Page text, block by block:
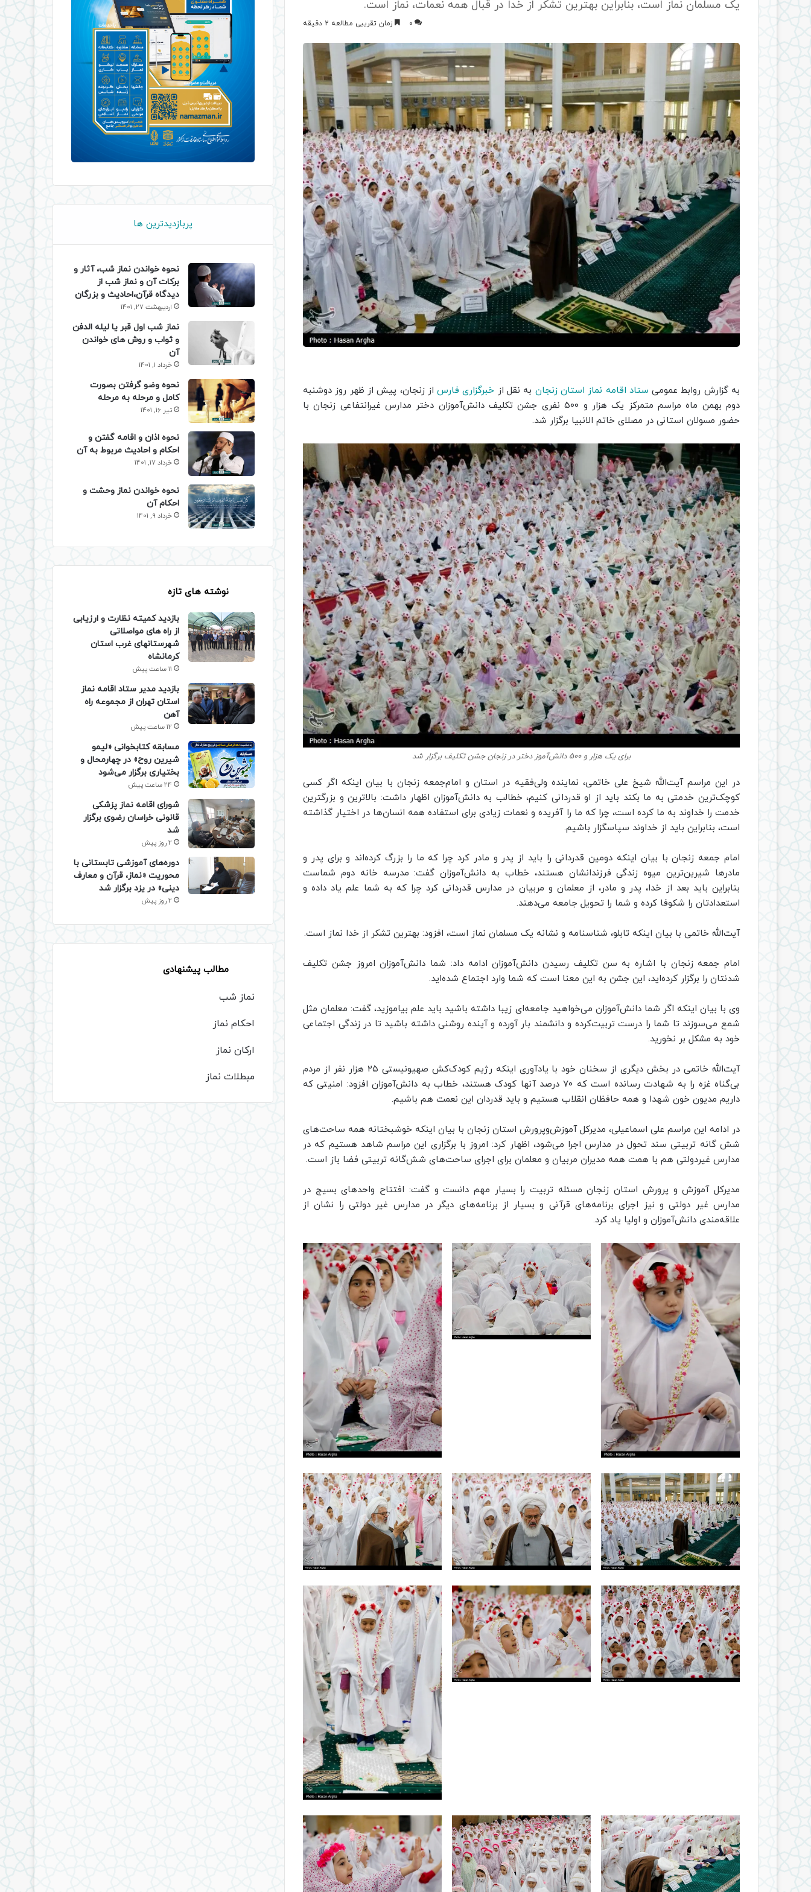
یک مسلمان نماز است، بنابراین بهترین تشکر از خدا در قبال همه نعمات، نماز است.
0 زمان تقریبی مطالعه 2 دقیقه
به گزارش روابط عمومی ستاد اقامه نماز استان زنجان به نقل از خبرگزاری فارساز زنجان، پیش از ظهر روز دوشنبه
دوم بهمن ماه مراسم متمرکز یک هزار و ۵۰۰ نفری جشن تکلیف دانش‌آموزان دختر مدارس غیر‌انتفاعی زنجان با
حضور مسولان استانی در مصلای خاتم الانبیا برگزار شد.
برای یک هزار و ۵۰۰ دانش‌‌آموز دختر در زنجان جشن تکلیف برگزار شد
در این مراسم آیت‌الله شیخ علی خاتمی، نماینده ولی‌فقیه در استان و امام‌جمعه زنجان با بیان اینکه اگر کسی
کوچک‌ترین خدمتی به ما بکند باید از او قدردانی کنیم، خطالب به دانش‌آموزان اظهار داشت: بالاترین و بزرگترین
خدمت را خداوند به ما کرده است، چرا که ما را آفریده و نعمات زیادی برای استفاده همه انسان‌ها در اختیار گذاشته
است، بنابراین باید از خداوند سپاسگزار باشیم.
امام جمعه زنجان با بیان اینکه دومین قدردانی را باید از پدر و مادر کرد چرا که ما را بزرگ کرده‌اند و برای پدر و
مادر‌ها شیرین‌ترین میوه زندگی فرزندانشان هستند، خطاب به دانش‌آموزان گفت: مدرسه خانه دوم شماست
بنابراین باید بعد از خدا، پدر و مادر، از معلمان و مربیان در مدارس قدردانی کرد چرا که به شما علم یاد داده و
استعدادتان را شکوفا کرده و شما را تحویل جامعه می‌دهند.
آیت‌الله خاتمی با بیان اینکه تابلو، شناسنامه و نشانه‌ یک مسلمان نماز است، افزود: بهترین تشکر از خدا نماز است.
امام جمعه زنجان با اشاره به سن تکلیف رسیدن دانش‌آموزان ادامه داد: شما دانش‌آموزان امروز جشن تکلیف
شدنتان را برگزار کرده‌اید، این جشن به این معنا است که شما وارد اجتماع شده‌اید.
وی با بیان اینکه اگر شما دانش‌آموزان می‌خواهید جامعه‌ای زیبا داشته باشید باید علم بیاموزید، گفت: معلمان مثل
شمع می‌سوزند تا شما را درست تربیت‌کرده و دانشمند بار آورده و آینده روشنی داشته باشید تا در زندگی اجتماعی
خود به مشکل بر نخورید.
آیت‌الله خاتمی در بخش دیگری از سخنان خود با یادآوری اینکه رژیم کودک‌کش صهیونیستی ۲۵ هزار نفر از مردم
بی‌گناه غزه را به شهادت رسانده است که ۷۰ درصد آنها کودک هستند، خطاب به دانش‌آموزان افزود: امنیتی که
داریم مدیون خون شهدا و همه حافظان انقلاب هستیم و باید قدردان این نعمت هم باشیم.
در ادامه این مراسم علی اسماعیلی، مدیرکل آموزش‌وپرورش استان زنجان با بیان اینکه خوشبختانه همه ساحت‌های
شش گانه تربیتی سند تحول در مدارس اجرا می‌شود، اظهار کرد: امروز با برگزاری این مراسم شاهد هستیم که در
مدارس غیردولتی هم با همت همه مدیران مربیان و معلمان برای اجرای ساحت‌های شش‌گانه تربیتی فضا باز است.
مدیرکل آموزش و پرورش استان زنجان مسئله تربیت را بسیار مهم دانست و گفت: افتتاح واحد‌های بسیج در
مدارس غیر دولتی و نیز اجرای برنامه‌های قرآنی و بسیار از برنامه‌های دیگر در مدارس غیر دولتی را نشان از
علاقه‌مندی دانش‌آموزان و اولیا یاد کرد.
پربازدیدترین ها
نحوه خواندن نماز شب، آثار و
برکات آن و نماز شب از
دیدگاه قرآن،احادیث و بزرگان
اردیبهشت 27, 1401
نماز شب اول قبر یا لیله الدفن
و ثواب و روش های خواندن
آن
خرداد 1, 1401
نحوه وضو گرفتن بصورت
کامل و مرحله به مرحله
تیر 16, 1401
نحوه اذان و اقامه گفتن و
احکام و احادیث مربوط به آن
خرداد 17, 1401
نحوه خواندن نماز وحشت و
احکام آن
خرداد 9, 1401
نوشته های تازه
بازدید کمیته نظارت و ارزیابی
از راه های مواصلاتی
شهرستانهای غرب استان
کرمانشاه
11 ساعت پیش
بازدید مدیر ستاد اقامه نماز
استان تهران از مجموعه راه
آهن
12 ساعت پیش
مسابقه کتابخوانی «لیمو
شیرین روح» در چهارمحال و
بختیاری برگزار می‌شود
24 ساعت پیش
شورای اقامه نماز پزشکی
قانونی خراسان رضوی برگزار
شد
2 روز پیش
دوره‌های آموزشی تابستانی با
محوریت «نماز، قرآن و معارف
دینی» در یزد برگزار شد
2 روز پیش
مطالب پیشنهادی
نماز شب
احکام نماز
ارکان نماز
مبطلات نماز